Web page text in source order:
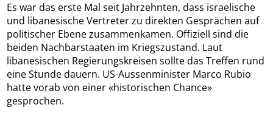
Es war das erste Mal seit Jahrzehnten, dass israelische
und libanesische Vertreter zu direkten Gesprächen auf
politischer Ebene zusammenkamen. Offiziell sind die
beiden Nachbarstaaten im Kriegszustand. Laut
libanesischen Regierungskreisen sollte das Treffen rund
eine Stunde dauern. US-Aussenminister Marco Rubio
hatte vorab von einer «historischen Chance»
gesprochen.